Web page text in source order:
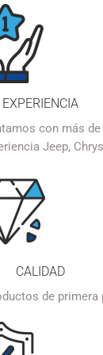
EXPERIENCIA
con más de
Jeep,
CALIDAD
de primera